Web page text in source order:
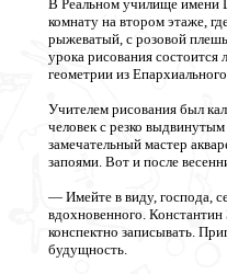
В Реальном училище имени
комнату на втором этаже,
рыжеватый, с розовой
урока рисования состоится
геометрии из
Учителем рисования был
человек с резко
замечательный мастер
запоями. Вот и после
— Имейте в виду, господа,
вдохновенного.
конспектно записывать.
будущность.